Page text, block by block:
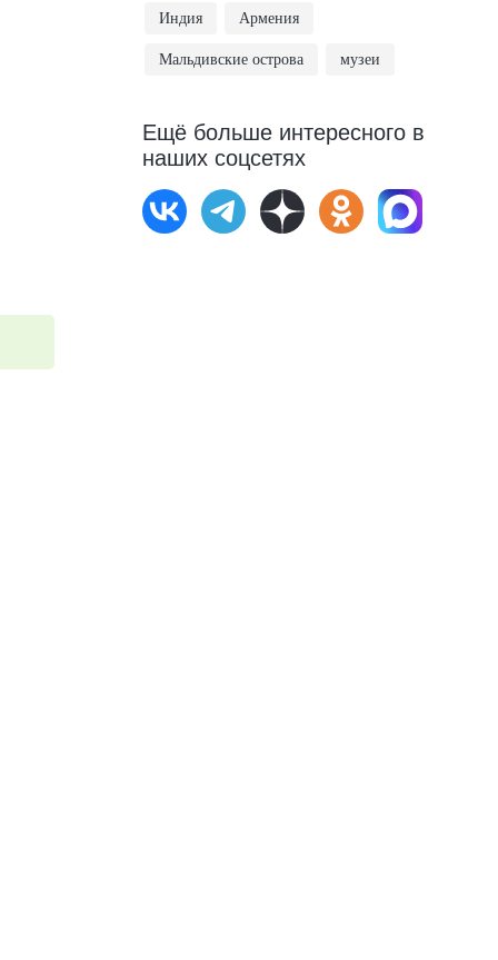
Индия Армения
Мальдивские острова музеи
Ещё больше интересного в
наших соцсетях